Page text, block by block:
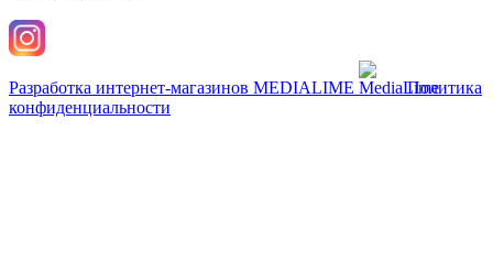
Разработка интернет-магазинов MEDIALIME
Политика
конфиденциальности